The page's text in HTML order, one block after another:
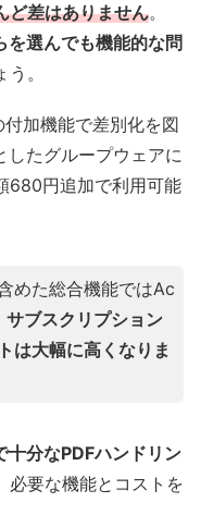
ど差はありません。
を選んでも機能的な問
。
加機能で差別化を図
したグループウェアに
680円追加で利用可能
めた総合機能ではAc
サブスクリプション
は大幅に高くなりま
十分なPDFハンドリン
必要な機能とコストを